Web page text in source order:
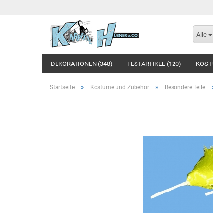
Alle
DEKORATIONEN (348) FESTARTIKEL (120)
THEMEN (180) VERSAND-OPTIONEN (1)
Startseite » Kostüme und Zubehör » Besondere Teile